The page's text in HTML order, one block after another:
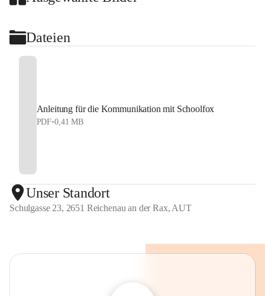
Dateien
Anleitung für die Kommunikation mit Schoolfox
PDF•0,41 MB
Unser Standort
Schulgasse 23, 2651 Reichenau an der Rax, AUT